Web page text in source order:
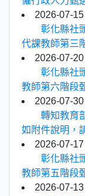
2026-07-15
彰化縣社
代課教師第三
2026-07-20
彰化縣社
教師第六階段
2026-07-30
轉知教育
如附件說明，
2026-07-17
彰化縣社
教師第五階段
2026-07-13